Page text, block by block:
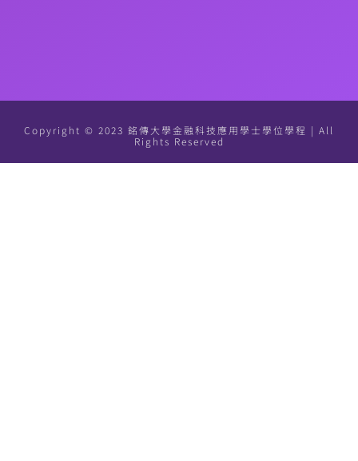
Copyright © 2023 銘傳大學金融科技應用學士學位學程 | All
Rights Reserved